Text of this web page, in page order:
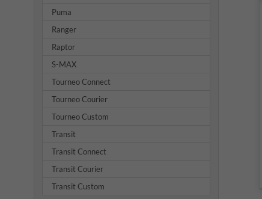
Puma
Ranger
Raptor
S-MAX
Tourneo Connect
Tourneo Courier
Tourneo Custom
Transit
Transit Connect
Transit Courier
Transit Custom